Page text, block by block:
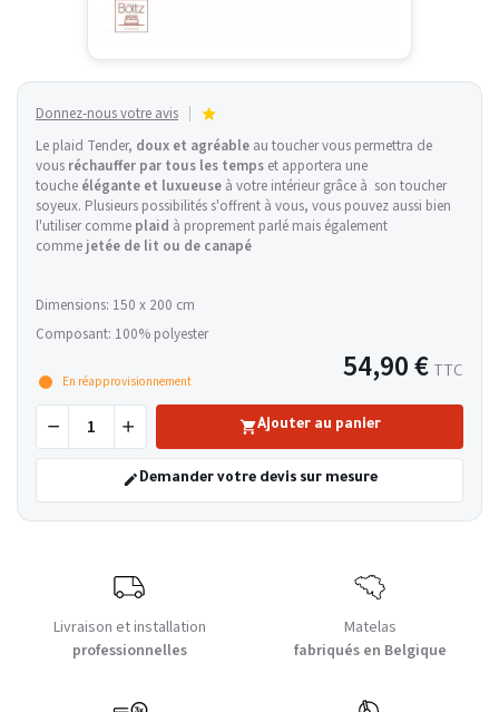
Donnez-nous votre avis
Le plaid Tender, doux et agréable au toucher vous permettra de
vous réchauffer par tous les temps et apportera une
touche élégante et luxueuse à votre intérieur grâce à son toucher
soyeux. Plusieurs possibilités s'offrent à vous, vous pouvez aussi bien
l'utiliser comme plaid à proprement parlé mais également
comme jetée de lit ou de canapé
Dimensions: 150 x 200 cm
Composant: 100% polyester
54,90 € TTC
En réapprovisionnement
Ajouter au panier
Demander votre devis sur mesure
Livraison et installation
professionnelles
Matelas
fabriqués en Belgique